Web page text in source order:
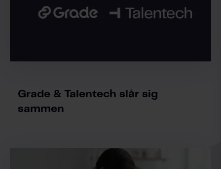
Grade & Talentech slår sig
sammen